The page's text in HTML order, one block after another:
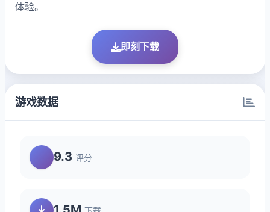
体验。
即刻下载
游戏数据
9.3 评分